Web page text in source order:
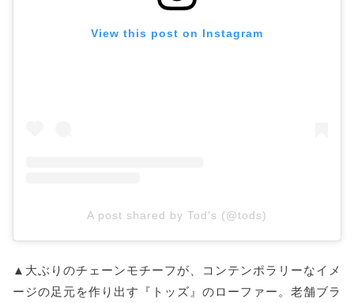
View this post on Instagram
A post shared by Tod's (@tods)
▲大ぶりのチェーンモチーフが、コンテンポラリーなイメ
ージの足元を作り出す『トッズ』のローファー。老舗ブラ